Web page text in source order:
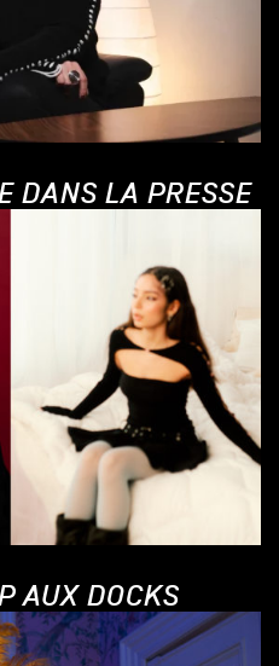
DANS LA PRESSE
AUX DOCKS